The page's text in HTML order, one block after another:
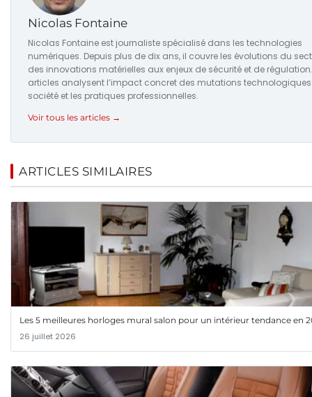
Nicolas Fontaine
Nicolas Fontaine est journaliste spécialisé dans les technologies
numériques. Depuis plus de dix ans, il couvre les évolutions du
des innovations matérielles aux enjeux de sécurité et de
articles analysent l’impact concret des mutations
société et les pratiques professionnelles.
Voir tous les articles →
ARTICLES SIMILAIRES
Les 5 meilleures horloges mural salon pour un intérieur tendance en
26 juillet 2026